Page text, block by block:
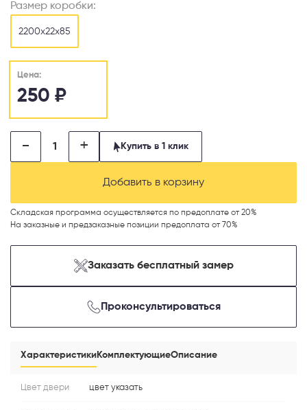
Размер коробки:
2200х22х85
Цена:
250 ₽
- + Купить в 1 клик
Добавить в корзину
Складская программа осуществляется по предоплате от 20%
На заказные и предзаказные позиции предоплата от 70%
Заказать бесплатный замер
Проконсультироваться
ХарактеристикиКомплектующиеОписание
Цвет двери цвет указать
Телефон
Выберите способ связи
Перезвонить